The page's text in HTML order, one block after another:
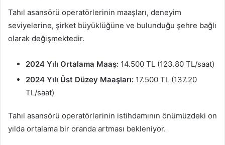
Tahıl asansörü operatörlerinin maaşları, deneyim
seviyelerine, şirket büyüklüğüne ve bulunduğu şehre bağlı
olarak değişmektedir.
2024 Yılı Ortalama Maaş: 14.500 TL (123.80 TL/saat)
2024 Yılı Üst Düzey Maaşları: 17.500 TL (137.20
TL/saat)
Tahıl asansörü operatörlerinin istihdamının önümüzdeki on
yılda ortalama bir oranda artması bekleniyor.